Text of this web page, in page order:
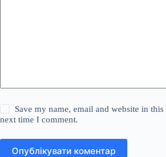
Save my name, email and website in
next time I comment.
Опублікувати коментар